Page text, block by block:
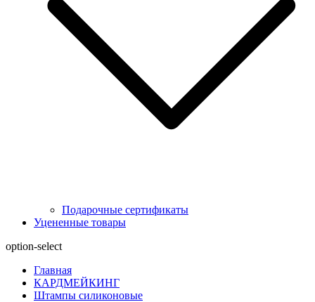
Подарочные сертификаты
Уцененные товары
option-select
Главная
КАРДМЕЙКИНГ
Штампы силиконовые